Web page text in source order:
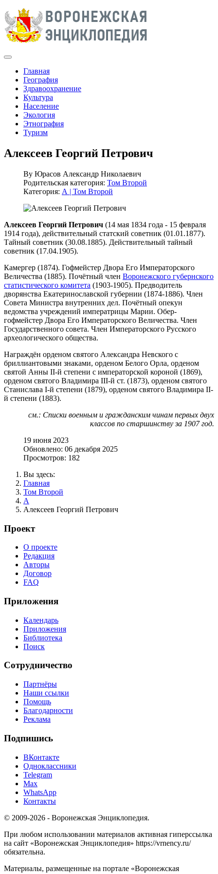
Главная
География
Здравоохранение
Культура
Население
Экология
Этнография
Туризм
Алексеев Георгий Петрович
By Юрасов Александр Николаевич
Родительская категория: Том Второй
Категория: А | Том Второй
Алексеев Георгий Петрович (14 мая 1834 года - 15 февраля
1914 года), действительный статский советник (01.01.1877).
Тайный советник (30.08.1885). Действительный тайный
советник (17.04.1905).
Камергер (1874). Гофмейстер Двора Его Императорского
Величества (1885). Почётный член Воронежского губернского
статистического комитета (1903-1905). Предводитель
дворянства Екатеринославской губернии (1874-1886). Член
Совета Министра внутренних дел. Почётный опекун
ведомства учреждений императрицы Марии. Обер-
гофмейстер Двора Его Императорского Величества. Член
Государственного совета. Член Императорского Русского
археологического общества.
Награждён орденом святого Александра Невского с
бриллиантовыми знаками, орденом Белого Орла, орденом
святой Анны II-й степени с императорской короной (1869),
орденом святого Владимира III-й ст. (1873), орденом святого
Станислава I-й степени (1879), орденом святого Владимира II-
й степени (1883).
см.: Списки военным и гражданским чинам первых двух
классов по старшинству за 1907 год.
19 июня 2023
Обновлено: 06 декабря 2025
Просмотров: 182
Вы здесь:
Главная
Том Второй
А
Алексеев Георгий Петрович
Проект
О проекте
Редакция
Авторы
Договор
FAQ
Приложения
Календарь
Приложения
Библиотека
Поиск
Сотрудничество
Партнёры
Наши ссылки
Помощь
Благодарности
Реклама
Подпишись
ВКонтакте
Одноклассники
Telegram
Max
WhatsApp
Контакты
© 2009-2026 - Воронежская Энциклопедия.
При любом использовании материалов активная гиперссылка
на сайт «Воронежская Энциклопедия» https://vrnency.ru/
обязательна.
Материалы, размещенные на портале «Воронежская